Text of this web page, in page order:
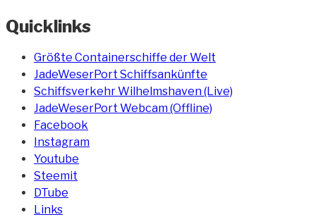
Quicklinks
Größte Containerschiffe der Welt
JadeWeserPort Schiffsankünfte
Schiffsverkehr Wilhelmshaven (Live)
JadeWeserPort Webcam (Offline)
Facebook
Instagram
Youtube
Steemit
DTube
Links